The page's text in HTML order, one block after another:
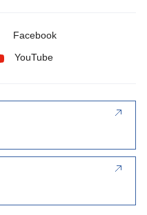
Facebook
YouTube